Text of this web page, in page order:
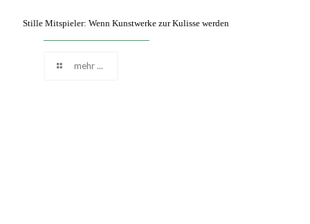
Stille Mitspieler: Wenn Kunstwerke zur Kulisse werden
mehr ...